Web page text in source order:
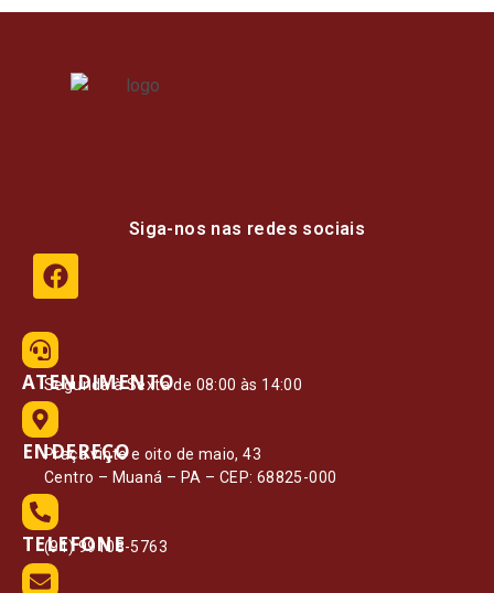
Siga-nos nas redes sociais
ATENDIMENTO
Segunda à Sexta de 08:00 às 14:00
ENDEREÇO
Praça vinte e oito de maio, 43
Centro – Muaná – PA – CEP: 68825-000
TELEFONE
(91) 99108-5763